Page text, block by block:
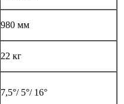
980 мм
22 кг
7,5°/ 5°/ 16°